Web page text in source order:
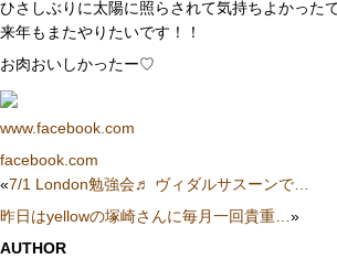
ひさしぶりに太陽に照らされて気持ちよかった
来年もまたやりたいです！！
お肉おいしかったー♡
www.facebook.com
facebook.com
«7/1 London勉強会♬ ヴィダルサスーンで…
昨日はyellowの塚崎さんに毎月一回貴重… »
AUTHOR